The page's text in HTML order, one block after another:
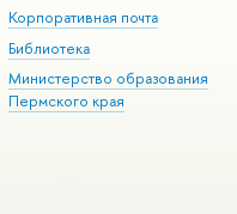
Корпоративная почта
Библиотека
Министерство образования
Пермского края